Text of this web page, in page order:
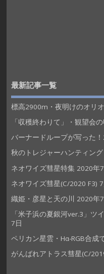
最新記事一覧
標高2900m・夜明けのオリ
「収穫終わりて」・観望会
バーナードループが写った
秋のトレジャーハンティング
ネオワイズ彗星特集 2020年
ネオワイズ彗星(C/2020 F3) 7
織姫・彦星と天の川 2020年
「米子浜の夏銀河ver.3」ツ
7日
ペリカン星雲・Hα-RGB合成
がんばれアトラス彗星(C/